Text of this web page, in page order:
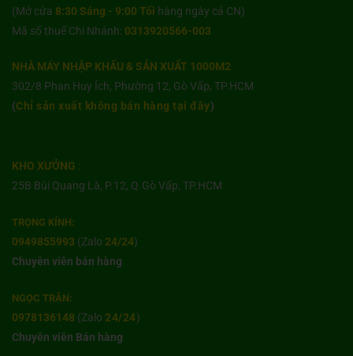
(Mở cửa 8:30 Sáng - 9:00 Tối hàng ngày cả CN)
Mã số thuế Chi Nhánh: 0313920566-003
NHÀ MÁY NHẬP KHẨU & SẢN XUẤT 1000M2
302/8 Phan Huy Ích, Phường 12, Gò Vấp, TP.HCM
(Chỉ sản xuất không bán hàng tại đây)
KHO XƯỞNG :
25B Bùi Quang Là, P.12, Q.Gò Vấp, TP.HCM
TRỌNG KÍNH:
0949855993 (Zalo 24/24)
Chuyên viên bán hàng
NGỌC TRÂN:
0978136148 (Zalo 24/24)
Chuyên viên Bán hàng